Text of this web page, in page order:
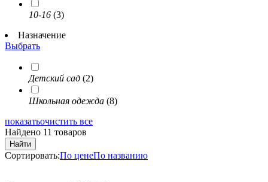
10-16 (3)
Назначение
Выбрать
Детский сад (2)
Школьная одежда (8)
показатьочистить все
Найдено 11 товаров
Найти
Сортировать:По ценеПо названию